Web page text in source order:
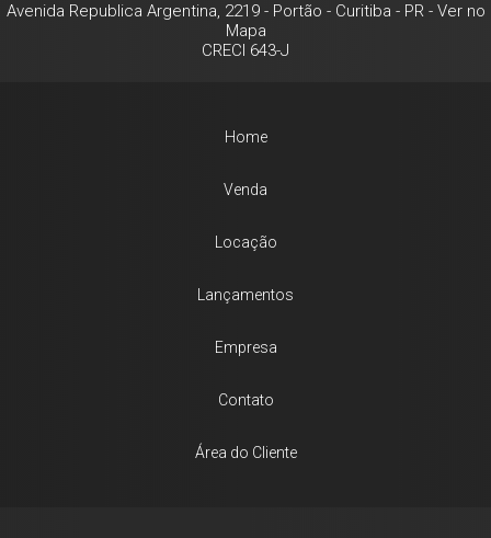
Avenida Republica Argentina, 2219- Portão - Curitiba - PR- Ver no
Mapa
CRECI 643-J
Home
Venda
Locação
Lançamentos
Empresa
Contato
Área do Cliente